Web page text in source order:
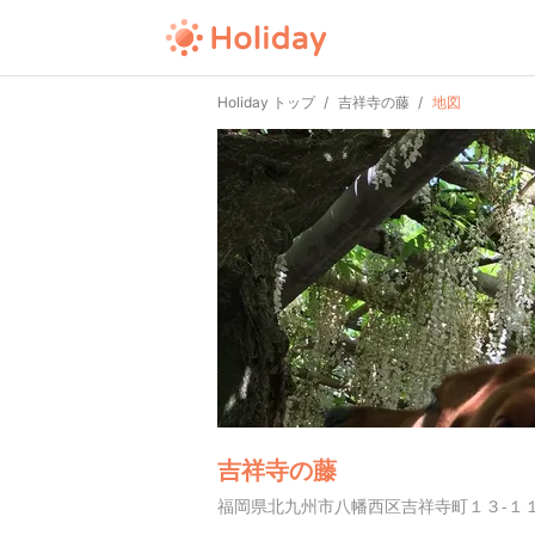
Holiday トップ 吉祥寺の藤 地図
吉祥寺の藤
福岡県北九州市八幡西区吉祥寺町１３-１